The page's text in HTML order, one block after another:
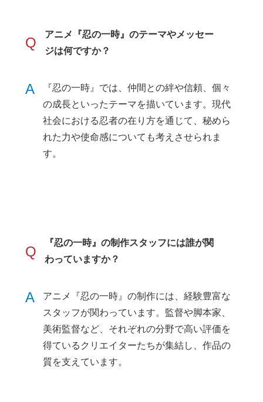
Q
アニメ『忍の一時』のテーマやメッセー
ジは何ですか？
A
『忍の一時』では、仲間との絆や信頼、個々
の成長といったテーマを描いています。現代
社会における忍者の在り方を通じて、秘めら
れた力や使命感についても考えさせられま
す。
Q
『忍の一時』の制作スタッフには誰が関
わっていますか？
A
アニメ『忍の一時』の制作には、経験豊富な
スタッフが関わっています。監督や脚本家、
美術監督など、それぞれの分野で高い評価を
得ているクリエイターたちが集結し、作品の
質を支えています。